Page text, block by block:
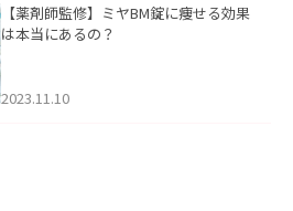
【薬剤師監修】ミヤBM錠に痩せる効果
は本当にあるの？
2023.11.10